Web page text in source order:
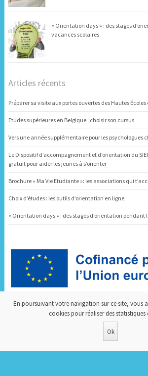
« Orientation days » : des stages
vacances scolaires
Articles récents
Préparer sa visite aux portes ouvertes des Hautes
Etudes supérieures en Belgique : choisir son cursus
Vers une année supplémentaire pour les psychologues
Le Dispositif d’accompagnement et d’orientation du
gratuit pour aider les jeunes à s’orienter
Brochure « Ma Vie Etudiante »: les associations qui
Choix d’études : les outils d’orientation en ligne
« Orientation days » : des stages d’orientation pendant
En poursuivant votre navigation sur ce site, vous
cookies pour réaliser des statistiques
Ok